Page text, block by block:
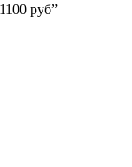
руб”